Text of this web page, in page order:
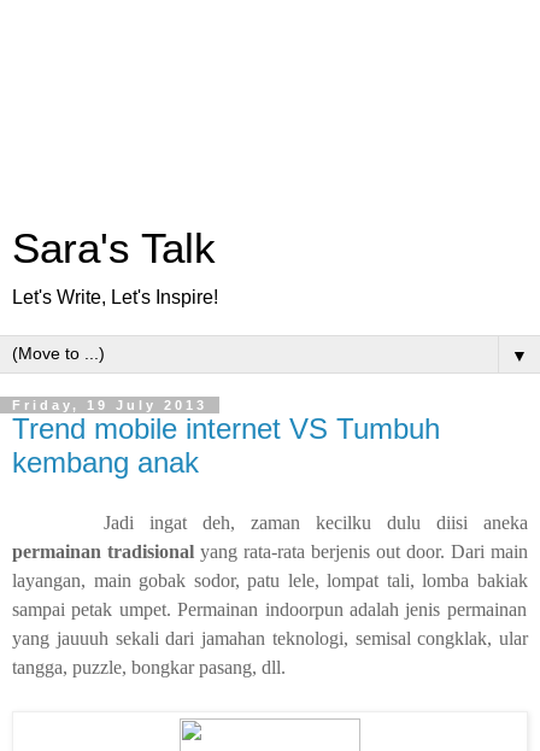
Sara's Talk
Let's Write, Let's Inspire!
▼
Friday, 19 July 2013
Trend mobile internet VS Tumbuh
kembang anak
Jadi ingat deh, zaman kecilku dulu diisi aneka
permainan tradisional yang rata-rata berjenis out door. Dari main
layangan, main gobak sodor, patu lele, lompat tali, lomba bakiak
sampai petak umpet.Permainan indoorpun adalah jenis permainan
yang jauuuh sekali dari jamahan teknologi, semisal congklak, ular
tangga, puzzle, bongkar pasang, dll.